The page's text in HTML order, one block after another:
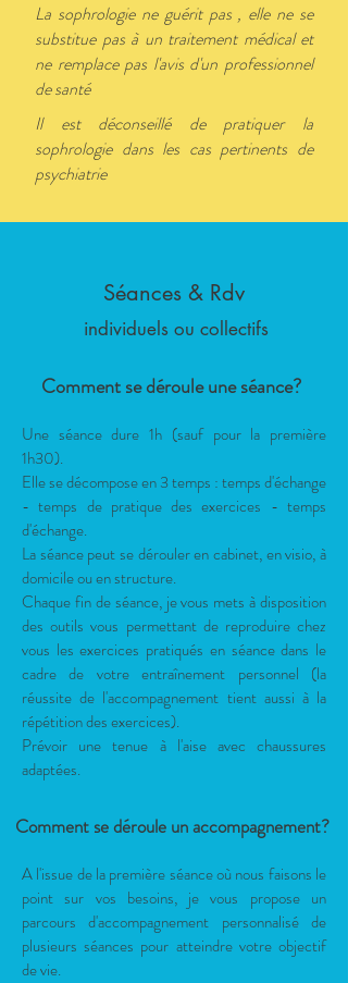
La sophrologie ne guérit pas , elle ne se
substitue pas à un traitement médical et
ne remplace pas l'avis d'un professionnel
de santé
Il est déconseillé de pratiquer la
sophrologie dans les cas pertinents de
psychiatrie
Séances & Rdv
individuels ou collectifs
Une séance dure 1h (sauf pour la première
1h30).
Elle se décompose en 3 temps : temps d'échange
- temps de pratique des exercices - temps
d'échange.
La séance peut se dérouler en cabinet, en visio, à
domicile ou en structure.
Chaque fin de séance, je vous mets à disposition
des outils vous permettant de reproduire chez
vous les exercices pratiqués en séance dans le
cadre de votre entraînement personnel (la
réussite de l'accompagnement tient aussi à la
répétition des exercices).
Prévoir une tenue à l'aise avec chaussures
adaptées.
Comment se déroule une séance?
A l'issue de la première séance où nous faisons le
point sur vos besoins, je vous propose un
parcours d'accompagnement personnalisé de
plusieurs séances pour atteindre votre objectif
de vie.
Comment se déroule un accompagnement?